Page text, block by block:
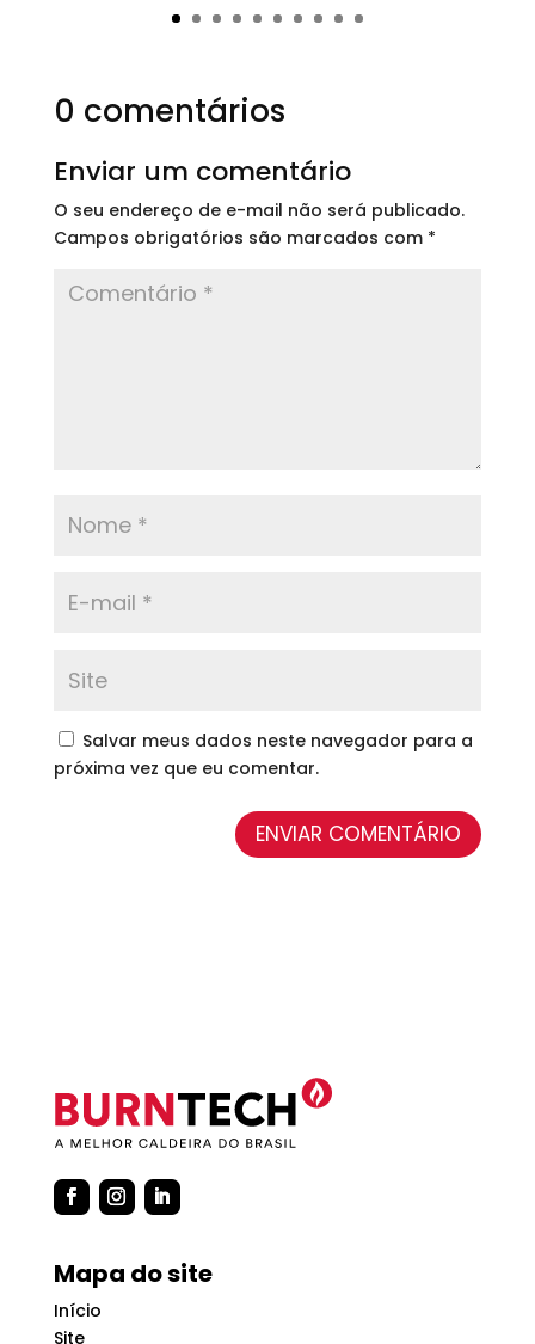
0 comentários
Enviar um comentário
O seu endereço de e-mail não será publicado.
Campos obrigatórios são marcados com *
Salvar meus dados neste navegador para a
próxima vez que eu comentar.
ENVIAR COMENTÁRIO
Mapa do site
Início
Site